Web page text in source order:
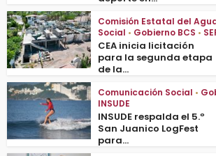
Comisión Estatal del
Social • Gobierno BCS •
CEA inicia licitación
para la segunda etapa
de la...
Comunicación Social •
INSUDE
INSUDE respalda el 5.º
San Juanico LogFest
para...